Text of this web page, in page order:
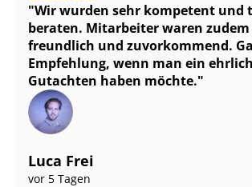
Wir wurden sehr kompetent und
beraten. Mitarbeiter waren
freundlich und zuvorkommend.
Empfehlung, wenn man ein
Gutachten haben möchte.
Luca Frei
vor 5 Tagen